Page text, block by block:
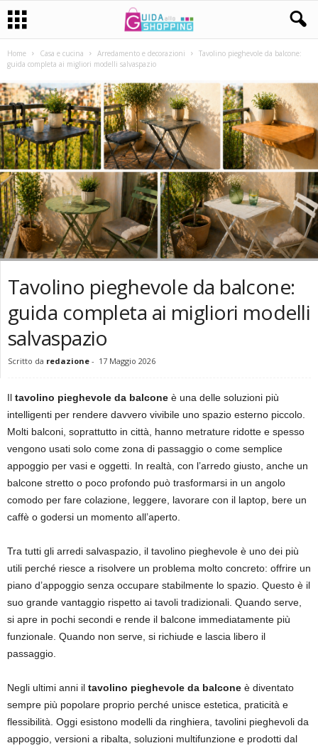
Home Casa e cucina Arredamento e decorazioni
Tavolino pieghevole da balcone:
guida completa ai migliori modelli salvaspazio
Tavolino pieghevole da balcone:
guida completa ai migliori modelli
salvaspazio
Scritto da redazione - 17 Maggio 2026
Il tavolino pieghevole da balcone è una delle soluzioni più
intelligenti per rendere davvero vivibile uno spazio esterno piccolo.
Molti balconi, soprattutto in città, hanno metrature ridotte e spesso
vengono usati solo come zona di passaggio o come semplice
appoggio per vasi e oggetti. In realtà, con l’arredo giusto, anche un
balcone stretto o poco profondo può trasformarsi in un angolo
comodo per fare colazione, leggere, lavorare con il laptop, bere un
caffè o godersi un momento all’aperto.
Tra tutti gli arredi salvaspazio, il tavolino pieghevole è uno dei più
utili perché riesce a risolvere un problema molto concreto: offrire un
piano d’appoggio senza occupare stabilmente lo spazio. Questo è il
suo grande vantaggio rispetto ai tavoli tradizionali. Quando serve,
si apre in pochi secondi e rende il balcone immediatamente più
funzionale. Quando non serve, si richiude e lascia libero il
passaggio.
Negli ultimi anni il tavolino pieghevole da balcone è diventato
sempre più popolare proprio perché unisce estetica, praticità e
flessibilità. Oggi esistono modelli da ringhiera, tavolini pieghevoli da
appoggio, versioni a ribalta, soluzioni multifunzione e prodotti dal